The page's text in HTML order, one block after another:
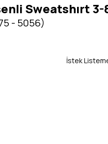
Sweatshırt 3-
- 5056)
İstek